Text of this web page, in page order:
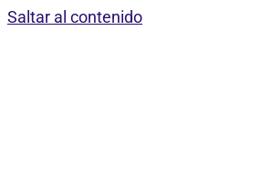
Saltar al contenido